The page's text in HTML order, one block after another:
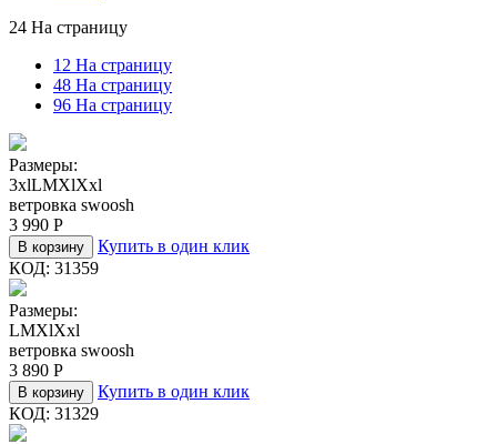
24 На страницу
12 На страницу
48 На страницу
96 На страницу
Размеры:
3xlLMXlXxl
ветровка swoosh
3 990 Р
В корзину
Купить в один клик
КОД: 31359
Размеры:
LMXlXxl
ветровка swoosh
3 890 Р
В корзину
Купить в один клик
КОД: 31329